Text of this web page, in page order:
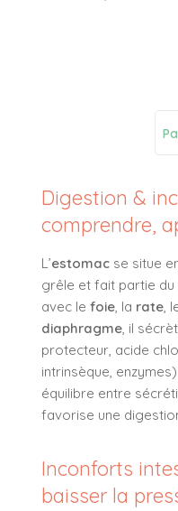
Digestion &
comprendre,
L’estomac se situe
grêle et fait partie du
avec le foie , la rate ,
diaphragme , il
protecteur, acide
intrinsèque,
équilibre entre
favorise une
Inconforts
baisser la